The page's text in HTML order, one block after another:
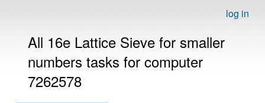
log in
All 16e Lattice Sieve for smaller
numbers tasks for computer
7262578